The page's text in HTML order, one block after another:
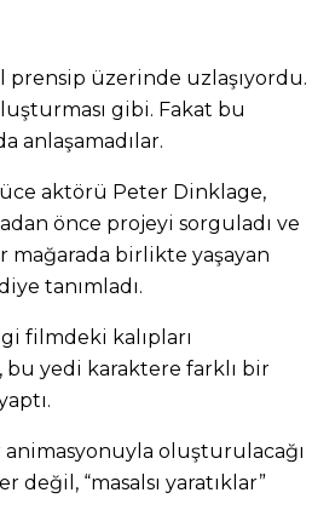
üzerinde uzlaşıyordu.
gibi. Fakat bu
anlaşamadılar.
aktörü Peter Dinklage,
önce projeyi sorguladı ve
mağarada birlikte yaşayan
tanımladı.
filmdeki kalıpları
yedi karaktere farklı bir
oluşturulacağı
değil, “masalsı yaratıklar”